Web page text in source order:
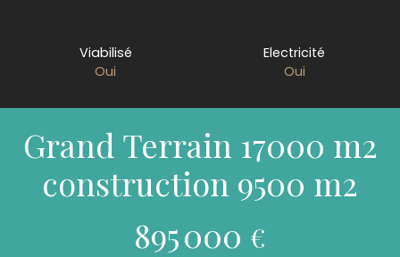
Viabilisé
Oui
Electricité
Oui
Grand Terrain 17000 m2
construction 9500 m2
895 000 €